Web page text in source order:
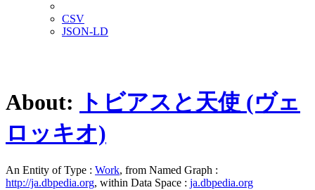
CSV
JSON-LD
About:
トビアスと天使 (ヴェ
ロッキオ)
An Entity of Type : Work, from Named Graph :
http://ja.dbpedia.org, within Data Space : ja.dbpedia.org